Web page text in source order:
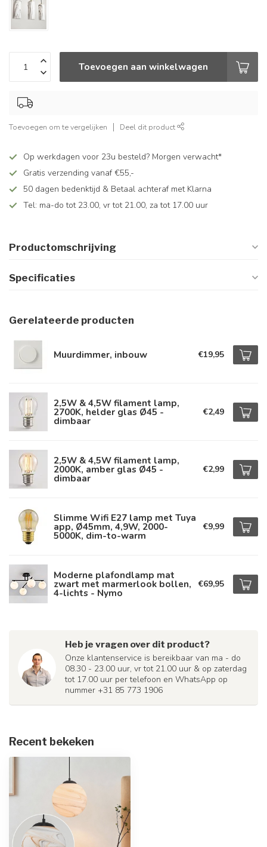
Toevoegen aan winkelwagen
Toevoegen om te vergelijken Deel dit product
Op werkdagen voor 23u besteld? Morgen verwacht*
Gratis verzending vanaf €55,-
50 dagen bedenktijd & Betaal achteraf met Klarna
Tel: ma-do tot 23.00, vr tot 21.00, za tot 17.00 uur
Productomschrijving
Specificaties
Gerelateerde producten
Muurdimmer, inbouw €19,95
2,5W & 4,5W filament lamp,
2700K, helder glas Ø45 -
dimbaar
€2,49
2,5W & 4,5W filament lamp,
2000K, amber glas Ø45 -
dimbaar
€2,99
Slimme Wifi E27 lamp met Tuya
app, Ø45mm, 4,9W, 2000-
5000K, dim-to-warm
€9,99
Moderne plafondlamp mat
zwart met marmerlook bollen,
4-lichts - Nymo
€69,95
Heb je vragen over dit product?
Onze klantenservice is bereikbaar van ma - do
08.30 - 23.00 uur, vr tot 21.00 uur & op zaterdag
tot 17.00 uur per telefoon en WhatsApp op
nummer +31 85 773 1906
Recent bekeken